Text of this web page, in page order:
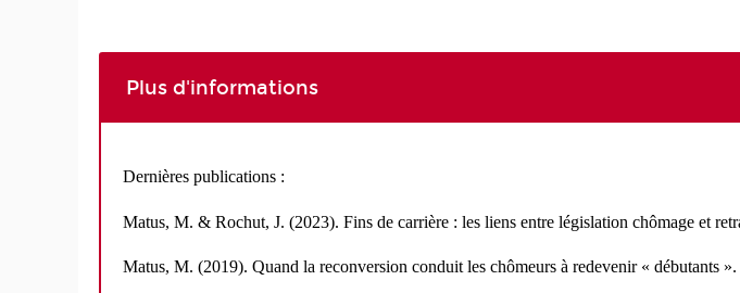
Plus d'informations
Dernières publications :
Matus, M. & Rochut, J. (2023). Fins de carrière : les liens entre législation chômage et
Matus, M. (2019). Quand la reconversion conduit les chômeurs à redevenir « débutants ».